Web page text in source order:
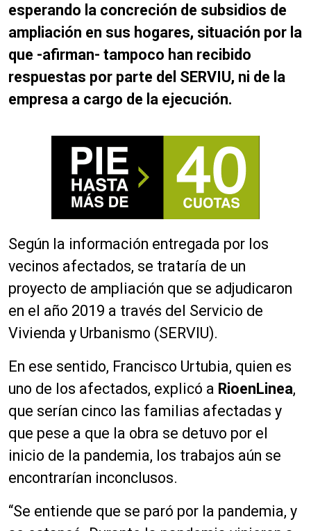
esperando la concreción de subsidios de
ampliación en sus hogares, situación por la
que -afirman- tampoco han recibido
respuestas por parte del SERVIU, ni de la
empresa a cargo de la ejecución.
Según la información entregada por los
vecinos afectados, se trataría de un
proyecto de ampliación que se adjudicaron
en el año 2019 a través del Servicio de
Vivienda y Urbanismo (SERVIU).
En ese sentido, Francisco Urtubia, quien es
uno de los afectados, explicó a RioenLinea,
que serían cinco las familias afectadas y
que pese a que la obra se detuvo por el
inicio de la pandemia, los trabajos aún se
encontrarían inconclusos.
“Se entiende que se paró por la pandemia, y